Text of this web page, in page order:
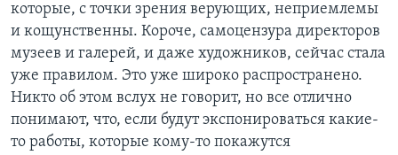
которые, с точки зрения верующих, неприемлемы
и кощунственны. Короче, самоцензура директоров
музеев и галерей, и даже художников, сейчас стала
уже правилом. Это уже широко распространено.
Никто об этом вслух не говорит, но все отлично
понимают, что, если будут экспонироваться какие-
то работы, которые кому-то покажутся